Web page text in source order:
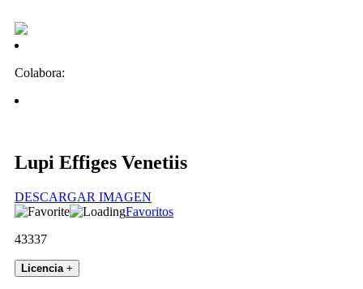
Colabora:
Lupi Effiges Venetiis
DESCARGAR IMAGEN
Favoritos
43337
Licencia +